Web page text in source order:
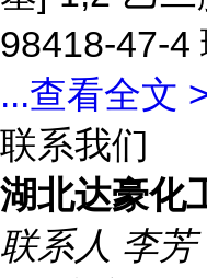
98418-47-4
...查看全文
联系我们
湖北达豪化
联系人 李芳